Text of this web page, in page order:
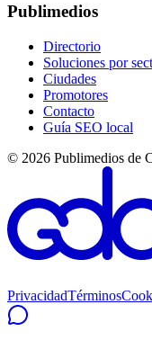
Publimedios
Directorio
Soluciones por
Ciudades
Promotores
Contacto
Guía SEO local
© 2026 Publimedios de
PrivacidadTérminos